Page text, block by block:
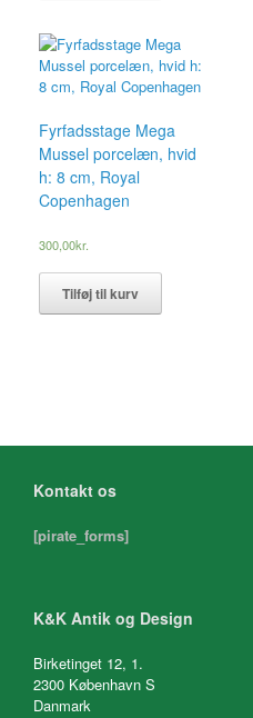
Fyrfadsstage Mega
Mussel porcelæn, hvid
h: 8 cm, Royal
Copenhagen
300,00kr.
Tilføj til kurv
Kontakt os
[pirate_forms]
K&K Antik og Design
Birketinget 12, 1.
2300 København S
Danmark